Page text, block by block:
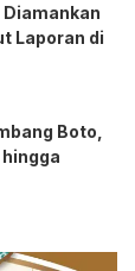
Laporan di
Boto,